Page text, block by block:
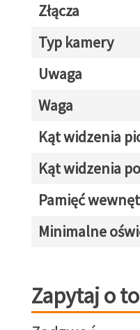
Złącza
Typ kamery
Uwaga
Waga
Kąt widzenia
Kąt widzenia
Pamięć
Minimalne
Zapytaj o towar
Zapytaj o